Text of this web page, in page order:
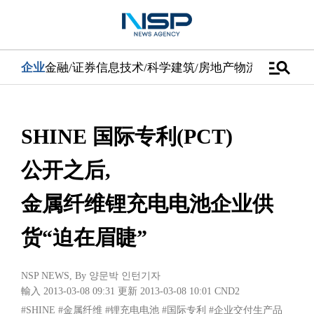
企业金融/证券信息技术/科学建筑/房地产物流/配送汽车
manage_search
SHINE 国际专利(PCT)
公开之后,
金属纤维锂充电电池企业供
货“迫在眉睫”
NSP NEWS, By 양문박 인턴기자
輸入 2013-03-08 09:31 更新 2013-03-08 10:01 CND2
#SHINE #金属纤维 #锂充电电池 #国际专利 #企业交付生产品